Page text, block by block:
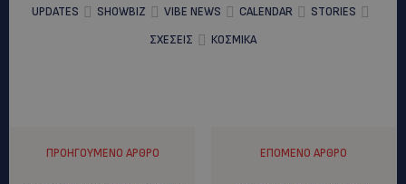
UPDATES SHOWBIZ VIBE NEWS CALENDAR
STORIES
ΣΧΕΣΕΙΣ
ΚΟΣΜΙΚΑ
ΠΡΟΗΓΟΎΜΕΝΟ ΆΡΘΡΟ ΕΠΌΜΕΝΟ ΆΡΘΡΟ